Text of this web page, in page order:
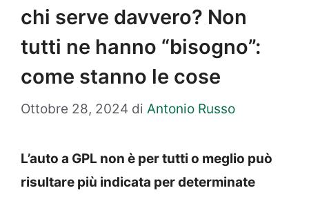
chi serve davvero? Non
tutti ne hanno “bisogno”:
come stanno le cose
Ottobre 28, 2024 di Antonio Russo
L’auto a GPL non è per tutti o meglio può
risultare più indicata per determinate